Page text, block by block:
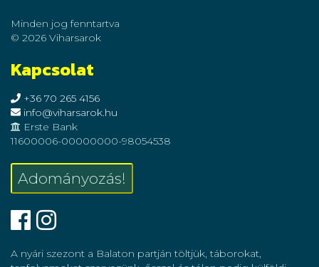
Minden jog fenntartva
© 2026 Viharsarok
Kapcsolat
+36 70 265 4156
info@viharsarok.hu
Erste Bank
11600006-00000000-98054538
Adományozás!
Facebook
Instagram
A nyári szezont a Balaton partján töltjük, táborokat,